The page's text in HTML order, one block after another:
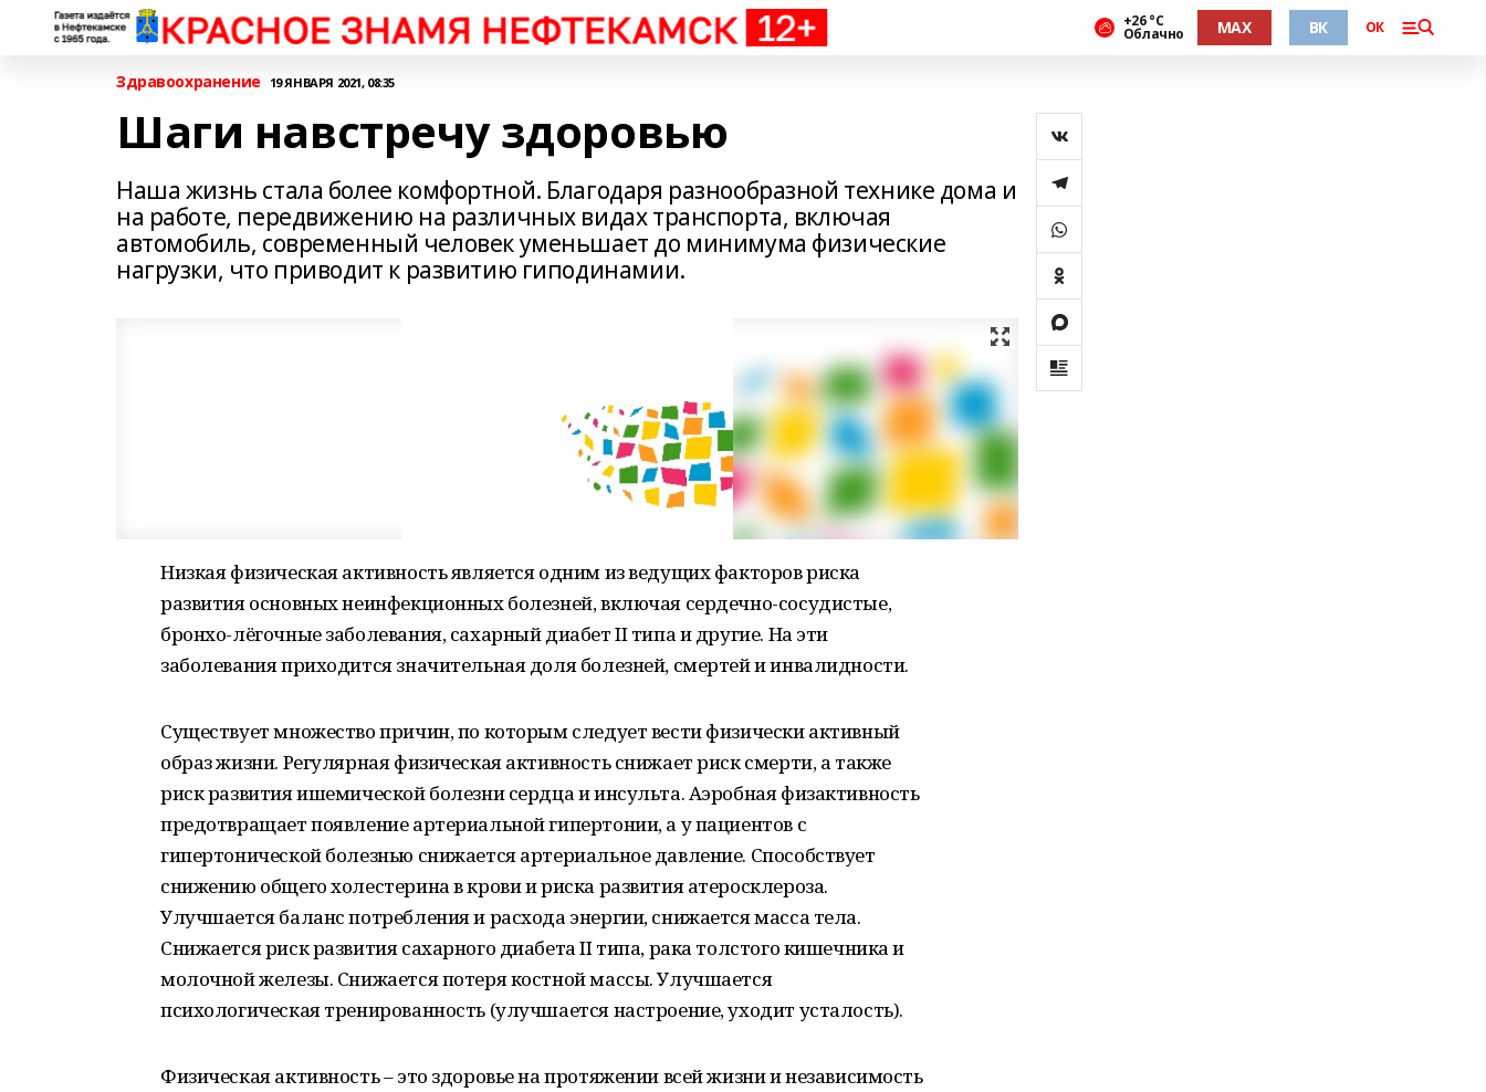
+26 °С
Облачно MAX ВК ОК
Здравоохранение 19 ЯНВАРЯ 2021, 08:35
Шаги навстречу здоровью
Наша жизнь стала более комфортной. Благодаря разнообразной технике дома и
на работе, передвижению на различных видах транспорта, включая
автомобиль, современный человек уменьшает до минимума физические
нагрузки, что приводит к развитию гиподинамии.
Низкая физическая активность является одним из ведущих факторов риска
развития основных неинфекционных болезней, включая сердечно-сосудистые,
бронхо-лёгочные заболевания, сахарный диабет II типа и другие. На эти
заболевания приходится значительная доля болезней, смертей и инвалидности.
Существует множество причин, по которым следует вести физически активный
образ жизни. Регулярная физическая активность снижает риск смерти, а также
риск развития ишемической болезни сердца и инсульта. Аэробная физактивность
предотвращает появление артериальной гипертонии, а у пациентов с
гипертонической болезнью снижается артериальное давление. Способствует
снижению общего холестерина в крови и риска развития атеросклероза.
Улучшается баланс потребления и расхода энергии, снижается масса тела.
Снижается риск развития сахарного диабета II типа, рака толстого кишечника и
молочной железы. Снижается потеря костной массы. Улучшается
психологическая тренированность (улучшается настроение, уходит усталость).
Физическая активность – это здоровье на протяжении всей жизни и независимость